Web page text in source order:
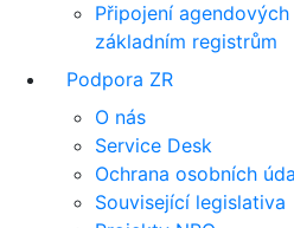
Připojení
základním registrům
Podpora ZR
O nás
Service Desk
Ochrana osobních
Související legislativa